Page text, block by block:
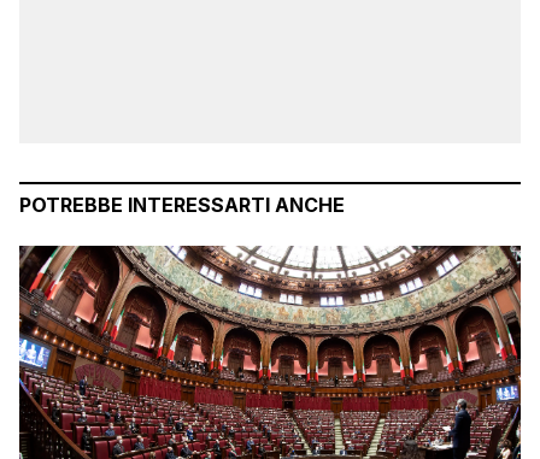
POTREBBE INTERESSARTI ANCHE